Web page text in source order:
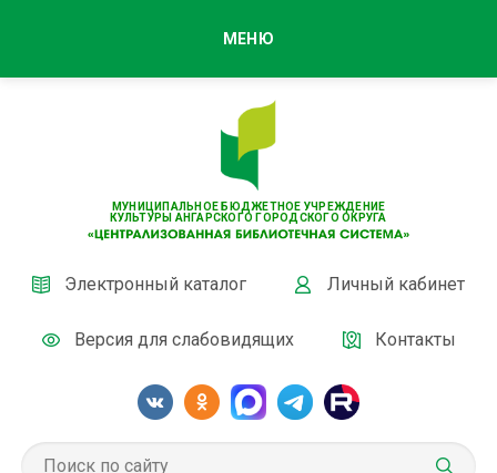
МУНИЦИПАЛЬНОЕ БЮДЖЕТНОЕ УЧРЕЖДЕНИЕ
КУЛЬТУРЫ АНГАРСКОГО ГОРОДСКОГО ОКРУГА
Электронный каталог Личный кабинет
Версия для слабовидящих Контакты
МЕНЮ